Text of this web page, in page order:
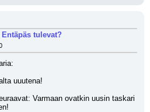
tulevat?
uuutena!
Varmaan ovatkin uusin taskari